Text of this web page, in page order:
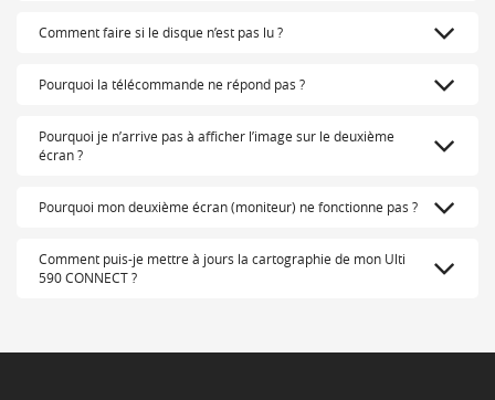
Comment faire si le disque n’est pas lu ?
Pourquoi la télécommande ne répond pas ?
Pourquoi je n’arrive pas à afficher l’image sur le deuxième
écran ?
Pourquoi mon deuxième écran (moniteur) ne fonctionne pas ?
Comment puis-je mettre à jours la cartographie de mon Ulti
590 CONNECT ?